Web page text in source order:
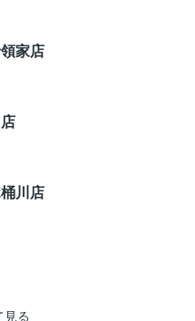
家店
川店
見る